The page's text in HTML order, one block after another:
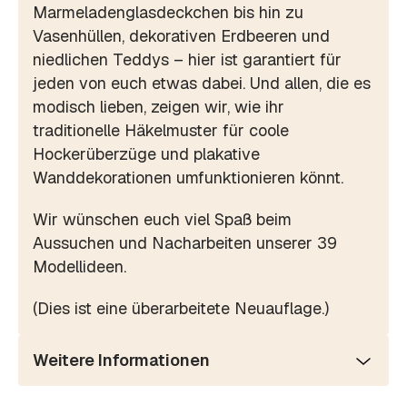
Marmeladenglasdeckchen bis hin zu
Vasenhüllen, dekorativen Erdbeeren und
niedlichen Teddys – hier ist garantiert für
jeden von euch etwas dabei. Und allen, die es
modisch lieben, zeigen wir, wie ihr
traditionelle Häkelmuster für coole
Hockerüberzüge und plakative
Wanddekorationen umfunktionieren könnt.
Wir wünschen euch viel Spaß beim
Aussuchen und Nacharbeiten unserer 39
Modellideen.
(Dies ist eine überarbeitete Neuauflage.)
Weitere Informationen